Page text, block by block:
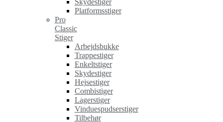
Skydestiger
Platformsstiger
Pro
Classic
Stiger
Arbejdsbukke
Trappestiger
Enkeltstiger
Skydestiger
Hejsestiger
Combistiger
Lagerstiger
Vinduespudserstiger
Tilbehør